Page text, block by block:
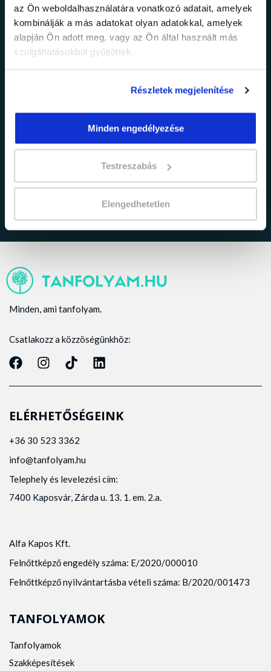
az Ön weboldalhasználatára vonatkozó adatait, amelyek
kombinálják a más adatokat olyan adatokkal, amelyek
alapján Ön adott meg, vagy az Ön által használt más
szolgáltatásokból gyűjtöttek.
Részletek megjelenítése
Minden engedélyezése
Testreszabás
Elengedhetetlen
Értesülj elsőként legújabb tanfolyamainkról,
legfrissebb híreinkről és időszakos
promócióinkról.
Elfogadom azadatkezelési tájékoztatóban
Minden, ami tanfolyam.
Csatlakozz a közzöségünkhöz:
ELÉRHETŐSÉGEINK
+36 30 523 3362
info@tanfolyam.hu
Telephely és levelezési cím:
7400 Kaposvár, Zárda u. 13. 1. em. 2.a.
Alfa Kapos Kft.
Felnőttképző engedély száma: E/2020/000010
Felnőttképző nyilvántartásba vételi száma: B/2020/001473
TANFOLYAMOK
Tanfolyamok
Szakképesítések